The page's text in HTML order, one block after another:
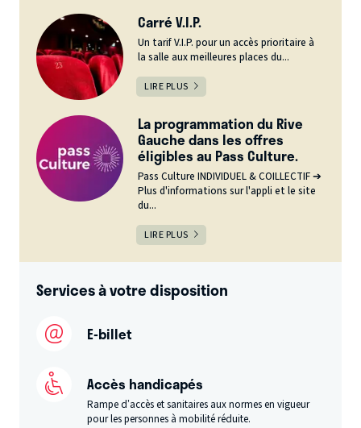
Carré V.I.P.
Un tarif V.I.P. pour un accès prioritaire à
la salle aux meilleures places du...
LIRE PLUS
La programmation du Rive
Gauche dans les offres
éligibles au Pass Culture.
Pass Culture INDIVIDUEL & COILLECTIF ➔
Plus d'informations sur l'appli et le site
du...
LIRE PLUS
Services à votre disposition
E-billet
Accès handicapés
Rampe d’accès et sanitaires aux normes en vigueur
pour les personnes à mobilité réduite.